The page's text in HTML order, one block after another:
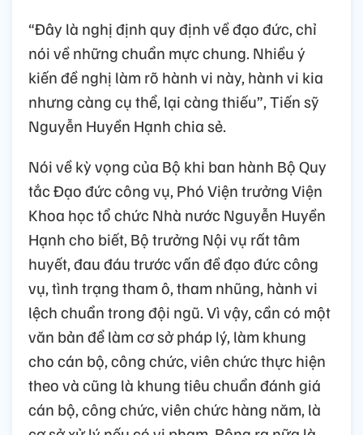
“Đây là nghị định quy định về đạo đức, chỉ
nói về những chuẩn mực chung. Nhiều ý
kiến đề nghị làm rõ hành vi này, hành vi kia
nhưng càng cụ thể, lại càng thiếu”, Tiến sỹ
Nguyễn Huyền Hạnh chia sẻ.
Nói về kỳ vọng của Bộ khi ban hành Bộ Quy
tắc Đạo đức công vụ, Phó Viện trưởng Viện
Khoa học tổ chức Nhà nước Nguyễn Huyền
Hạnh cho biết, Bộ trưởng Nội vụ rất tâm
huyết, đau đáu trước vấn đề đạo đức công
vụ, tình trạng tham ô, tham nhũng, hành vi
lệch chuẩn trong đội ngũ. Vì vậy, cần có một
văn bản để làm cơ sở pháp lý, làm khung
cho cán bộ, công chức, viên chức thực hiện
theo và cũng là khung tiêu chuẩn đánh giá
cán bộ, công chức, viên chức hàng năm, là